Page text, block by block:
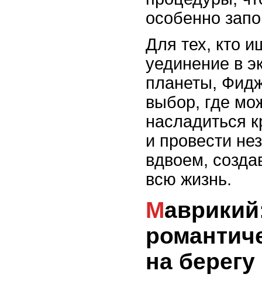
особенно
Для тех, кто
уединение в
планеты,
выбор, где
насладиться
и провести
вдвоем,
всю жизнь.
Маврикий:
на